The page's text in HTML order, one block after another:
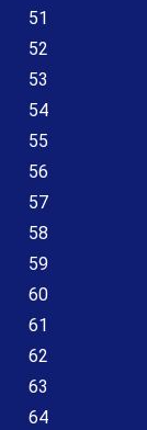
51
52
53
54
55
56
57
58
59
60
61
62
63
64